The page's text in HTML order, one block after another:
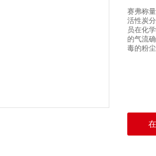
赛弗称
活性炭
员在化
的气流
毒的粉